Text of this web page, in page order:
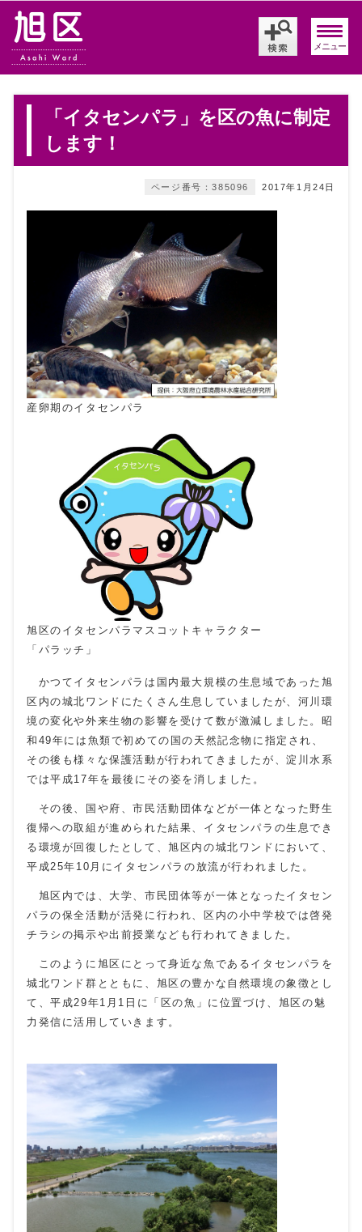
メニュー
「イタセンパラ」を区の魚に制定
します！
2017年1月24日
ページ番号：385096
産卵期のイタセンパラ
旭区のイタセンパラマスコットキャラクター
「パラッチ」
かつてイタセンパラは国内最大規模の生息域であった旭
区内の城北ワンドにたくさん生息していましたが、河川環
境の変化や外来生物の影響を受けて数が激減しました。昭
和49年には魚類で初めての国の天然記念物に指定され、
その後も様々な保護活動が行われてきましたが、淀川水系
では平成17年を最後にその姿を消しました。
その後、国や府、市民活動団体などが一体となった野生
復帰への取組が進められた結果、イタセンパラの生息でき
る環境が回復したとして、旭区内の城北ワンドにおいて、
平成25年10月にイタセンパラの放流が行われました。
旭区内では、大学、市民団体等が一体となったイタセン
パラの保全活動が活発に行われ、区内の小中学校では啓発
チラシの掲示や出前授業なども行われてきました。
このように旭区にとって身近な魚であるイタセンパラを
城北ワンド群とともに、旭区の豊かな自然環境の象徴とし
て、平成29年1月1日に「区の魚」に位置づけ、旭区の魅
力発信に活用していきます。